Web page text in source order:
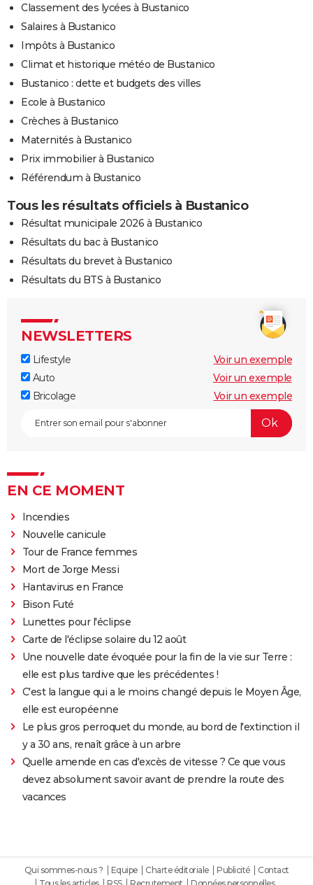
Classement des lycées à Bustanico
Salaires à Bustanico
Impôts à Bustanico
Climat et historique météo de Bustanico
Bustanico : dette et budgets des villes
Ecole à Bustanico
Crèches à Bustanico
Maternités à Bustanico
Prix immobilier à Bustanico
Référendum à Bustanico
Tous les résultats officiels à Bustanico
Résultat municipale 2026 à Bustanico
Résultats du bac à Bustanico
Résultats du brevet à Bustanico
Résultats du BTS à Bustanico
NEWSLETTERS
Lifestyle
Voir un exemple
Auto
Voir un exemple
Bricolage
Voir un exemple
EN CE MOMENT
Incendies
Nouvelle canicule
Tour de France femmes
Mort de Jorge Messi
Hantavirus en France
Bison Futé
Lunettes pour l'éclipse
Carte de l'éclipse solaire du 12 août
Une nouvelle date évoquée pour la fin de la vie sur Terre :
elle est plus tardive que les précédentes !
C'est la langue qui a le moins changé depuis le Moyen Âge,
elle est européenne
Le plus gros perroquet du monde, au bord de l'extinction il
y a 30 ans, renaît grâce à un arbre
Quelle amende en cas d'excès de vitesse ? Ce que vous
devez absolument savoir avant de prendre la route des
vacances
Qui sommes-nous ? Equipe Charte éditoriale Publicité
Contact